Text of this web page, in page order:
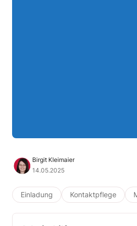
Birgit Kleimaier
14.05.2025
Einladung Kontaktpflege